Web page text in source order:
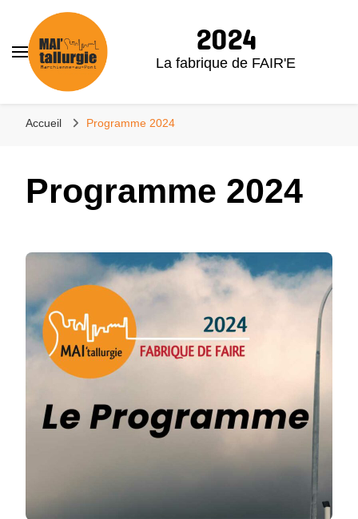
2024
La fabrique de FAIR'E
Accueil Programme 2024
Programme 2024